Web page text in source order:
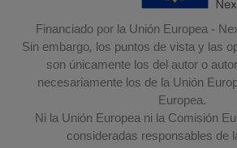
Financiado por la Unión Europea -
Sin embargo, los puntos de vista y las
son únicamente los del autor o
necesariamente los de la Unión
Europea.
Ni la Unión Europea ni la Comisión
consideradas responsables de